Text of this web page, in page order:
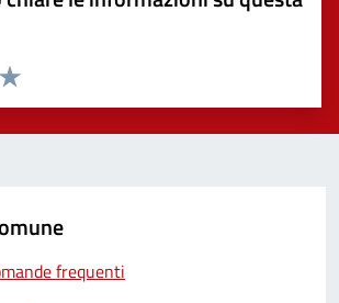
5 stelle su 5
4 stelle su 5
su 5
su 5
5
frequenti